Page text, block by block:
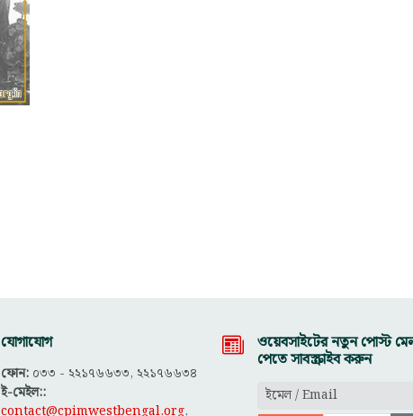
যোগাযোগ
ফোন: ০৩৩ - ২২১৭৬৬৩৩, ২২১৭৬৬৩৪
ই-মেইল::
contact@cpimwestbengal.org,
ওয়েবসাইটের নতুন পোস্ট
পেতে সাবস্ক্রাইব করুন